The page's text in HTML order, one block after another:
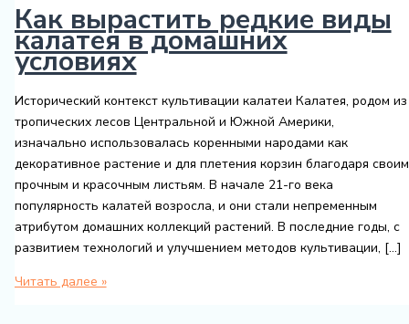
Как вырастить редкие виды
калатея в домашних
условиях
Исторический контекст культивации калатеи Калатея, родом из
тропических лесов Центральной и Южной Америки,
изначально использовалась коренными народами как
декоративное растение и для плетения корзин благодаря своим
прочным и красочным листьям. В начале 21-го века
популярность калатей возросла, и они стали непременным
атрибутом домашних коллекций растений. В последние годы, с
развитием технологий и улучшением методов культивации, […]
Как
Читать далее »